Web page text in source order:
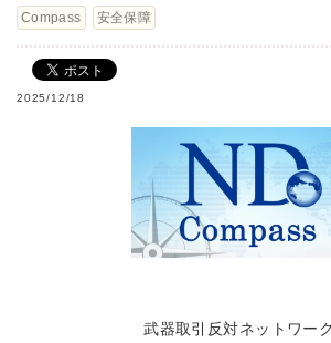
Compass 安全保障
2025/12/18
武器取引反対ネットワー